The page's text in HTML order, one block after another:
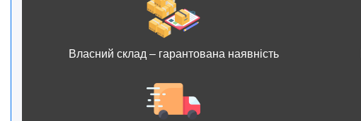
Власний склад – гарантована наявність